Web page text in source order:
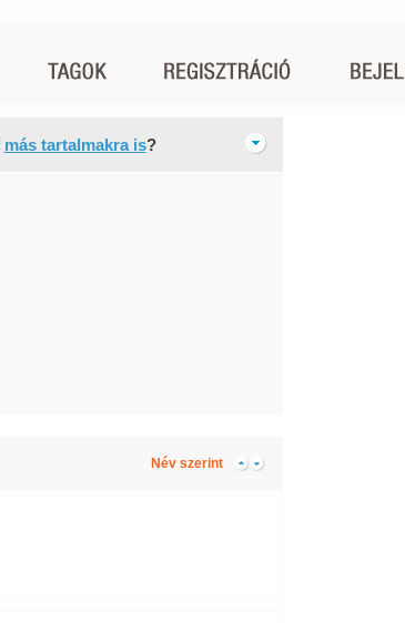
más tartalmakra is?
Név szerint